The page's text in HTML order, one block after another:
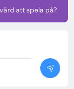
att spela på?